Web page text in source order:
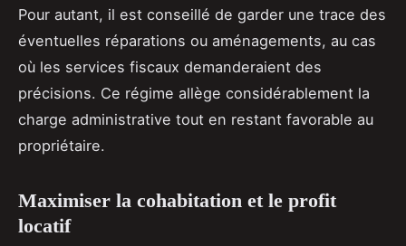
Pour autant, il est conseillé de garder une trace des
éventuelles réparations ou aménagements, au cas
où les services fiscaux demanderaient des
précisions. Ce régime allège considérablement la
charge administrative tout en restant favorable au
propriétaire.
Maximiser la cohabitation et le profit
locatif